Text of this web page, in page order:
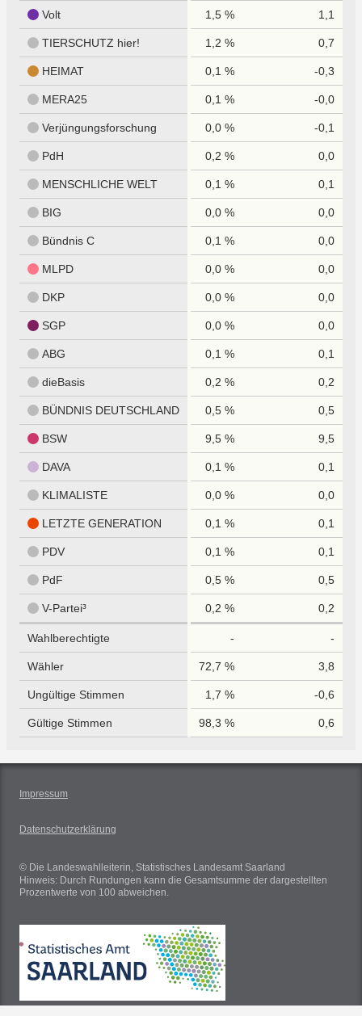
Volt 1,5 % 1,1
TIERSCHUTZ hier! 1,2 % 0,7
HEIMAT 0,1 % -0,3
MERA25 0,1 % -0,0
Verjüngungsforschung 0,0 % -0,1
PdH 0,2 % 0,0
MENSCHLICHE WELT 0,1 % 0,1
BIG 0,0 % 0,0
Bündnis C 0,1 % 0,0
MLPD 0,0 % 0,0
DKP 0,0 % 0,0
SGP 0,0 % 0,0
ABG 0,1 % 0,1
dieBasis 0,2 % 0,2
BÜNDNIS DEUTSCHLAND 0,5 % 0,5
BSW 9,5 % 9,5
DAVA 0,1 % 0,1
KLIMALISTE 0,0 % 0,0
LETZTE GENERATION 0,1 % 0,1
PDV 0,1 % 0,1
PdF 0,5 % 0,5
V-Partei³ 0,2 % 0,2
Wahlberechtigte - -
Wähler 72,7 % 3,8
Ungültige Stimmen 1,7 % -0,6
Gültige Stimmen 98,3 % 0,6
Impressum
Datenschutzerklärung
© Die Landeswahlleiterin, Statistisches Landesamt Saarland
Hinweis: Durch Rundungen kann die Gesamtsumme der dargestellten
Prozentwerte von 100 abweichen.